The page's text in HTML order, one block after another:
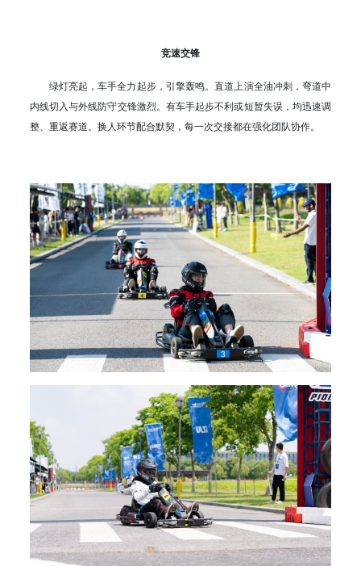
竞速交锋
绿灯亮起，车手全力起步，引擎轰鸣。直道上演全油冲刺，弯道中
内线切入与外线防守交锋激烈。有车手起步不利或短暂失误，均迅速调
整、重返赛道。换人环节配合默契，每一次交接都在强化团队协作。